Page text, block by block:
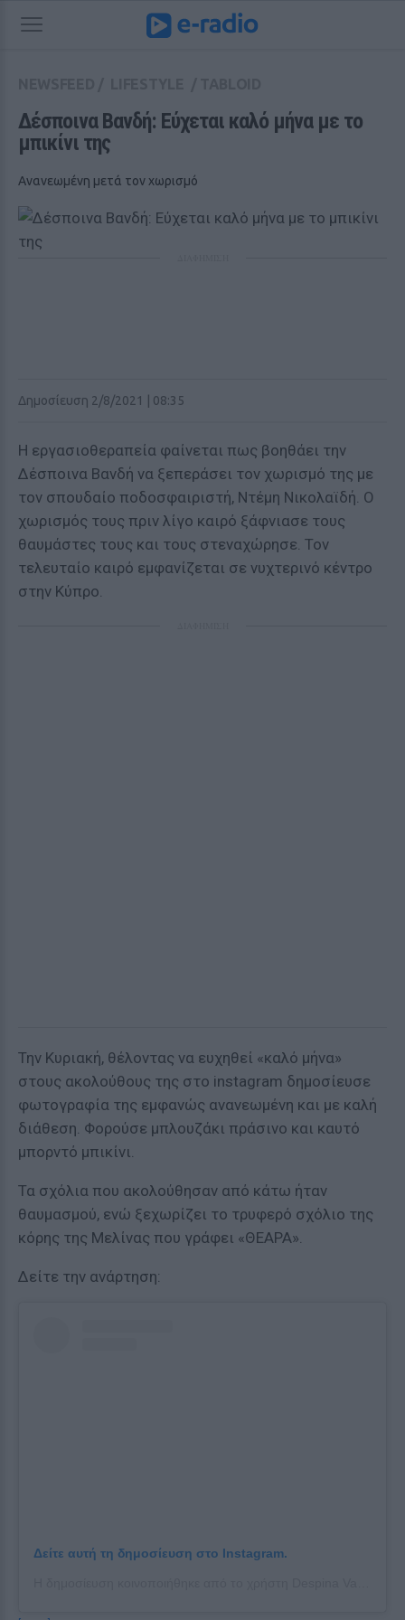
Δέσποινα Βανδή: Εύχεται καλό μήνα με το
μπικίνι της
Ανανεωμένη μετά τον χωρισμό
Δημοσίευση 2/8/2021 | 08:35
Η εργασιοθεραπεία φαίνεται πως βοηθάει την
Δέσποινα Βανδή να ξεπεράσει τον χωρισμό της με
τον σπουδαίο ποδοσφαιριστή, Ντέμη Νικολαϊδή. Ο
χωρισμός τους πριν λίγο καιρό ξάφνιασε τους
θαυμάστες τους και τους στεναχώρησε. Τον
τελευταίο καιρό εμφανίζεται σε νυχτερινό κέντρο
στην Κύπρο.
Την Κυριακή, θέλοντας να ευχηθεί «καλό μήνα»
στους ακολούθους της στο instagram δημοσίευσε
φωτογραφία της εμφανώς ανανεωμένη και με καλή
διάθεση. Φορούσε μπλουζάκι πράσινο και καυτό
μπορντό μπικίνι.
Τα σχόλια που ακολούθησαν από κάτω ήταν
θαυμασμού, ενώ ξεχωρίζει το τρυφερό σχόλιο της
κόρης της Μελίνας που γράφει «ΘΕΑΡΑ».
Δείτε την ανάρτηση:
Δείτε αυτή τη δημοσίευση στο Instagram.